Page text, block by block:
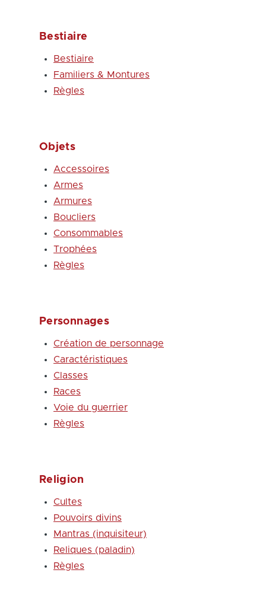
Bestiaire
Bestiaire
Familiers & Montures
Règles
Objets
Accessoires
Armes
Armures
Boucliers
Consommables
Trophées
Règles
Personnages
Création de personnage
Caractéristiques
Classes
Races
Voie du guerrier
Règles
Religion
Cultes
Pouvoirs divins
Mantras (inquisiteur)
Reliques (paladin)
Règles